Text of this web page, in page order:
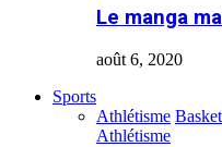
Le manga
août 6, 2020
Sports
Athlétisme
Athlétisme